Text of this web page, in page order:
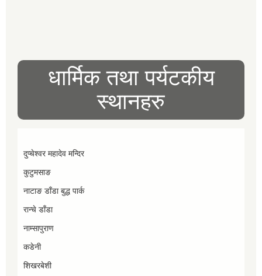
धार्मिक तथा पर्यटकीय
स्थानहरु
दुप्चेश्वर महादेव मन्दिर
कुटुमसाङ
नाटाङ डाँडा बुद्ध पार्क
रान्चे डाँडा
नाम्सापुराण
कडेनी
शिखरबेशी